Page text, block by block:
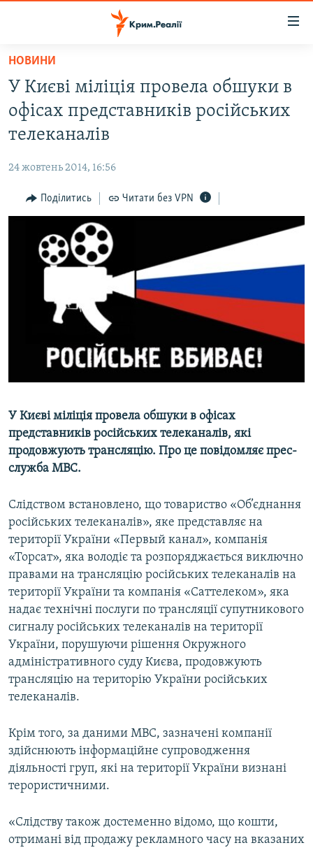
Перейти
основного
матеріалу
Перейти
до
основної
Перейти
до
ВОДА.КРИМ
ВІДЕО ТА ФОТО
БЛОГИ
ПОГЛЯД
ВСЕ ЗА ДЕНЬ
ДЕПОРТАЦІЯ
ВІДЕОУРОКИ «ELIFBE»
СВІДЧЕННЯ ОКУПАЦІЇ
ЯК ОБІЙТИ БЛОКУВАННЯ
Qırımtatar
Усі сайти RFE/RL
НОВИНИ
У Києві міліція провела обшуки в
офісах представників російських
телеканалів
24 жовтень 2014, 16:56
Поділитись Читати без VPN
У Києві міліція провела обшуки в офісах
представників російських телеканалів, які
продовжують трансляцію. Про це повідомляє прес-
служба МВС.
Слідством встановлено, що товариство «Об’єднання
російських телеканалів», яке представляє на
території України «Первый канал», компанія
«Торсат», яка володіє та розпоряджається виключно
правами на трансляцію російських телеканалів на
території України та компанія «Саттелеком», яка
надає технічні послуги по трансляції супутникового
сигналу російських телеканалів на території
України, порушуючи рішення Окружного
адміністративного суду Києва, продовжують
трансляцію на територію України російських
телеканалів.
Крім того, за даними МВС, зазначені компанії
здійснюють інформаційне супроводження
діяльності груп, які на території України визнані
терористичними.
«Слідству також достеменно відомо, що кошти,
отримані від продажу рекламного часу на вказаних